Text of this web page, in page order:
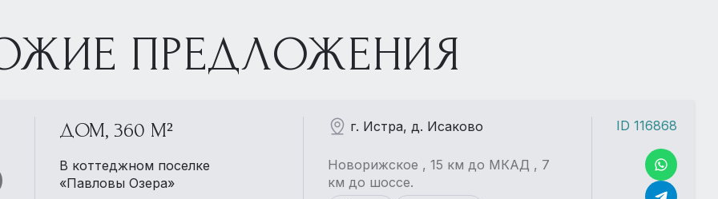
ПРЕДЛОЖЕНИЯ
ДОМ, 360 М²
В коттеджном поселке
«Павловы Озера»
г. Истра, д. Исаково
Новорижское , 15 км до МКАД , 7
км до шоссе.
ID 116868